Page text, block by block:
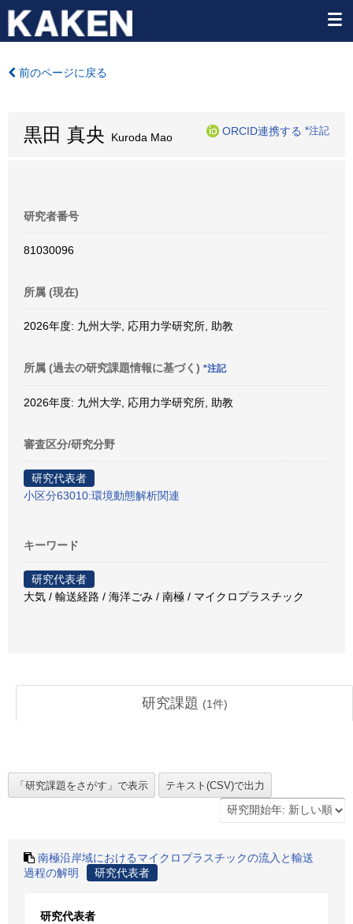
前のページに戻る
黒田 真央 Kuroda Mao
ORCID連携する *注記
研究者番号
81030096
所属 (現在)
2026年度: 九州大学, 応用力学研究所, 助教
所属 (過去の研究課題情報に基づく) *注記
2026年度: 九州大学, 応用力学研究所, 助教
審査区分/研究分野
研究代表者
小区分63010:環境動態解析関連
キーワード
研究代表者
大気 / 輸送経路 / 海洋ごみ / 南極 / マイクロプラスチック
研究課題 (1件)
南極沿岸域におけるマイクロプラスチックの流入と輸送
過程の解明
研究代表者
研究代表者